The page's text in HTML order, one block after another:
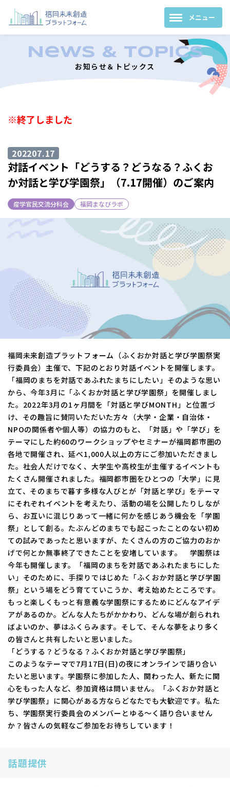
お知らせ＆トピックス
※終了しました
202207.17
対話イベント「どうする？どうなる？ふくお
か対話と学び学園祭」（7.17開催）のご案内
産学官民交流分科会 福岡まなびラボ
福岡未来創造プラットフォーム（ふくおか対話と学び学園祭実
行委員会）主催で、下記のとおり対話イベントを開催します。
「福岡のまちを対話であふれたまちにしたい」そのような思い
から、今年3月に「ふくおか対話と学び学園祭」を開催しまし
た。2022年3月の1ヶ月間を「対話と学びMONTH」と位置づ
け、その趣旨に賛同いただいた方々（大学・企業・自治体・
NPOの関係者や個人等）の協力のもと、「対話」や「学び」を
テーマにした約60のワークショップやセミナーが福岡都市圏の
各地で開催され、延べ1,000人以上の方にご参加いただきまし
た。社会人だけでなく、大学生や高校生が主催するイベントも
たくさん開催されました。福岡都市圏をひとつの「大学」に見
立て、そのまちで暮す多様な人びとが「対話と学び」をテーマ
にそれぞれイベントを考えたり、活動の場を公開したりしなが
ら、お互いに混じりあって一緒に何かを感じあう機会を「学園
祭」として創る。たぶんどのまちでも起こったことのない初め
ての試みであったと思いますが、たくさんの方のご協力のおか
げで何とか無事終了できたことを安堵しています。 学園祭は
今年も開催します。「福岡のまちを対話であふれたまちにした
い」そのために、手探りではじめた「ふくおか対話と学び学園
祭」という場をどう育てていこうか、考え始めたところです。
もっと楽しくもっと有意義な学園祭にするためにどんなアイデ
アがあるのか。どんな人たちがかかわり、どんな場が創られれ
ばよいのか、夢はふくらみます。そして、そんな夢をより多く
の皆さんと共有したいと思いました。
「どうする？どうなる？ふくおか対話と学び学園祭」
このようなテーマで7月17日(日)の夜にオンラインで語り合い
たいと思います。学園祭に参加した人、関わった人、新たに関
心をもった人など、参加資格は問いません。「ふくおか対話と
学び学園祭」に関心がある方ならどなたでも大歓迎です。私た
ち、学園祭実行委員会のメンバーとゆる～く語り合いません
か？皆さんの気軽なご参加をお待ちしています！
話題提供